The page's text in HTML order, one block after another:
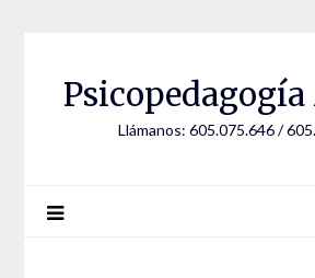
Llámanos: 605.075.646 /